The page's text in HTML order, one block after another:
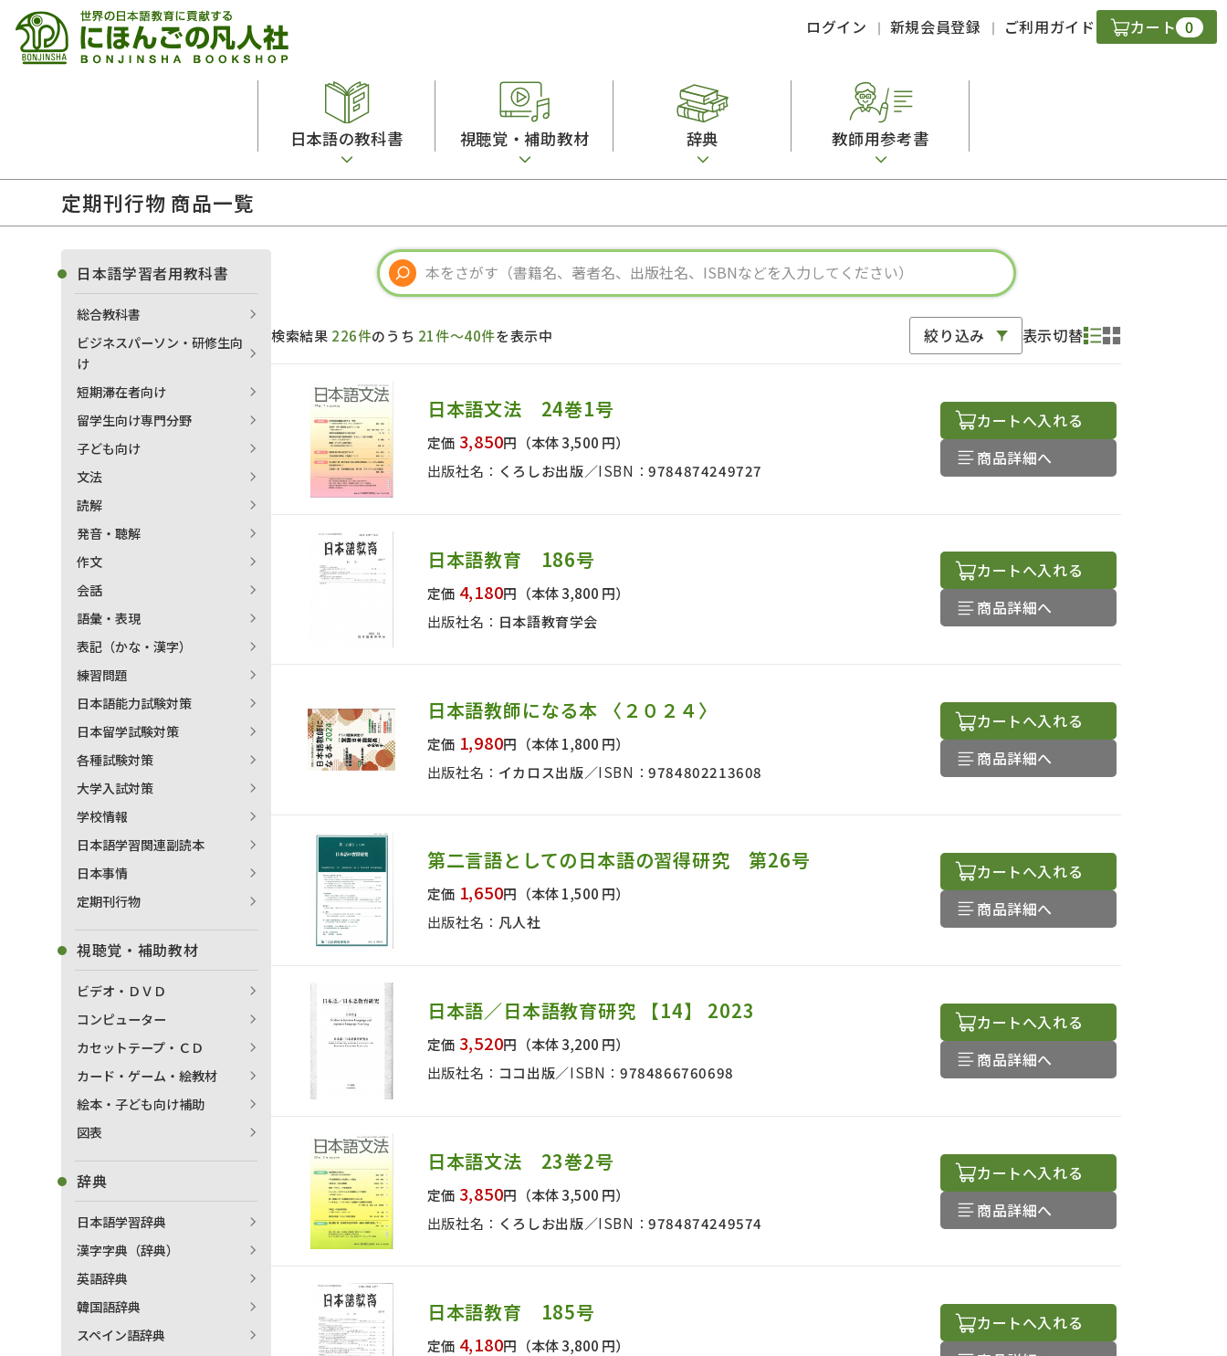
ログイン 新規会員登録 ご利用ガイド カート 0
日本語の教科書
総合教科書
留学生向け専門分野
子ども向け
文法
読解
発音・聴解
作文
練習問題
各種試験対策
日本語学習関連副読本
視聴覚・補助教材
ビデオ・ＤＶＤ
カード・ゲーム・絵教材
絵本・子ども向け補助 図表
辞典
日本語学習辞典
韓国語辞典
スペイン語辞典
中国語辞典
ドイツ語辞典
ポルトガル語辞典
ロシア語辞典
各国語辞典
語学・文法辞典
教師用参考書
日本語教授法
音声・音韻
語彙・意味
文章・談話・表現
文法
表記
言語学
試験対策
多言語社会・言語政策
定期刊行物
定期刊行物 商品一覧
検索結果 226件のうち 21件～40件を表示中 絞り込み 表示切替
日本語文法 24巻1号
定価 3,850円 （本体 3,500 円）
出版社名： くろしお出版 ISBN：9784874249727
カートへ入れる
商品詳細へ
日本語教育 186号
定価 4,180円 （本体 3,800 円）
出版社名： 日本語教育学会
カートへ入れる
商品詳細へ
日本語教師になる本 〈２０２４〉
定価 1,980円 （本体 1,800 円）
出版社名： イカロス出版 ISBN：9784802213608
カートへ入れる
商品詳細へ
第二言語としての日本語の習得研究 第26号
定価 1,650円 （本体 1,500 円）
出版社名： 凡人社
カートへ入れる
商品詳細へ
日本語／日本語教育研究 【14】 2023
定価 3,520円 （本体 3,200 円）
出版社名： ココ出版 ISBN： 9784866760698
カートへ入れる
商品詳細へ
日本語文法 23巻2号
定価 3,850円 （本体 3,500 円）
出版社名： くろしお出版 ISBN：9784874249574
カートへ入れる
商品詳細へ
日本語教育 185号
定価 4,180円 （本体 3,800 円）
カートへ入れる
日本語学習者用教科書
総合教科書
ビジネスパーソン・研修生向
け
短期滞在者向け
留学生向け専門分野
子ども向け
文法
読解
発音・聴解
作文
会話
語彙・表現
表記（かな・漢字）
練習問題
日本語能力試験対策
日本留学試験対策
各種試験対策
大学入試対策
学校情報
日本語学習関連副読本
日本事情
定期刊行物
視聴覚・補助教材
ビデオ・ＤＶＤ
コンピューター
カセットテープ・ＣＤ
カード・ゲーム・絵教材
絵本・子ども向け補助
図表
辞典
日本語学習辞典
漢字字典（辞典）
英語辞典
韓国語辞典
スペイン語辞典